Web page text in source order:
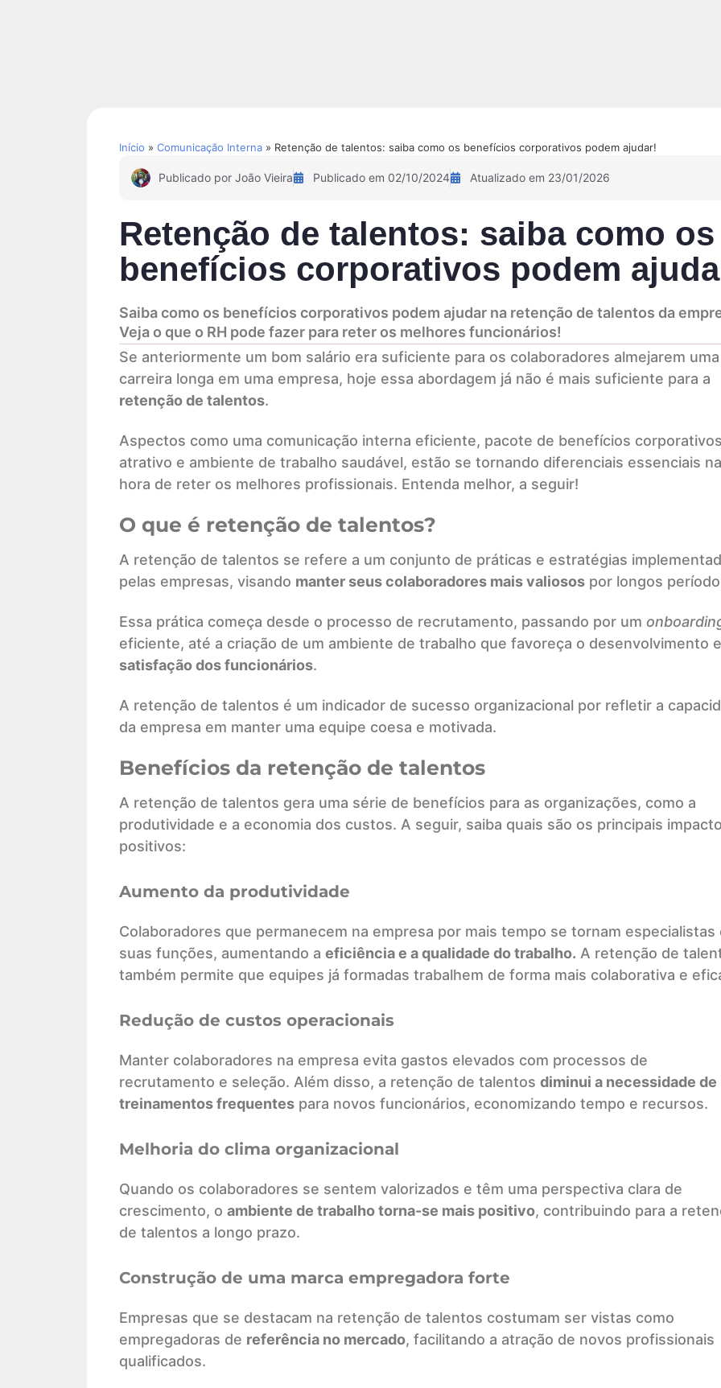
Início » Comunicação Interna » Retenção de talentos: saiba como os benefícios corporativos podem ajudar!
Publicado por João Vieira Publicado em 02/10/2024 Atualizado em 23/01/2026
Retenção de talentos: saiba como os
benefícios corporativos podem
Saiba como os benefícios corporativos podem ajudar na retenção de talentos da
Veja o que o RH pode fazer para reter os melhores funcionários!
Se anteriormente um bom salário era suficiente para os colaboradores almejarem uma
carreira longa em uma empresa, hoje essa abordagem já não é mais suficiente para a
retenção de talentos.
Aspectos como uma comunicação interna eficiente, pacote de benefícios
atrativo e ambiente de trabalho saudável, estão se tornando diferenciais essenciais na
hora de reter os melhores profissionais. Entenda melhor, a seguir!
O que é retenção de talentos?
A retenção de talentos se refere a um conjunto de práticas e estratégias
pelas empresas, visando manter seus colaboradores mais valiosospor longos
Essa prática começa desde o processo de recrutamento, passando por um
eficiente, até a criação de um ambiente de trabalho que favoreça o desenvolvimento
satisfação dos funcionários.
A retenção de talentos é um indicador de sucesso organizacional por refletir a
da empresa em manter uma equipe coesa e motivada.
Benefícios da retenção de talentos
A retenção de talentos gera uma série de benefícios para as organizações, como a
produtividade e a economia dos custos. A seguir, saiba quais são os principais
positivos:
Aumento da produtividade
Colaboradores que permanecem na empresa por mais tempo se tornam especialistas
suas funções, aumentando a eficiência e a qualidade do trabalho. A retenção de
também permite que equipes já formadas trabalhem de forma mais colaborativa e
Redução de custos operacionais
Manter colaboradores na empresa evita gastos elevados com processos de
recrutamento e seleção. Além disso, a retenção de talentos diminui a necessidade de
treinamentos frequentespara novos funcionários, economizando tempo e recursos.
Melhoria do clima organizacional
Quando os colaboradores se sentem valorizados e têm uma perspectiva clara de
crescimento, o ambiente de trabalho torna-se mais positivo, contribuindo para a
de talentos a longo prazo.
Construção de uma marca empregadora forte
Empresas que se destacam na retenção de talentos costumam ser vistas como
empregadoras de referência no mercado, facilitando a atração de novos profissionais
qualificados.